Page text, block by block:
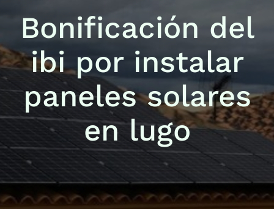
Bonificación del
ibi por instalar
paneles solares
en lugo